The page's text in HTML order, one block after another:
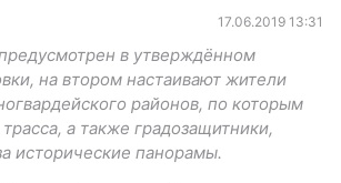
17.06.2019 13:31
в утверждённом
на втором настаивают жители
районов, по которым
а также градозащитники,
исторические панорамы.